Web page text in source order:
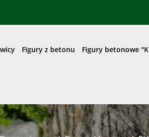
Figury z betonu Figury betonowe